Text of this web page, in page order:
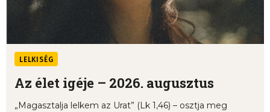
LELKISÉG
Az élet igéje – 2026. augusztus
„Magasztalja lelkem az Urat” (Lk 1,46) – osztja meg